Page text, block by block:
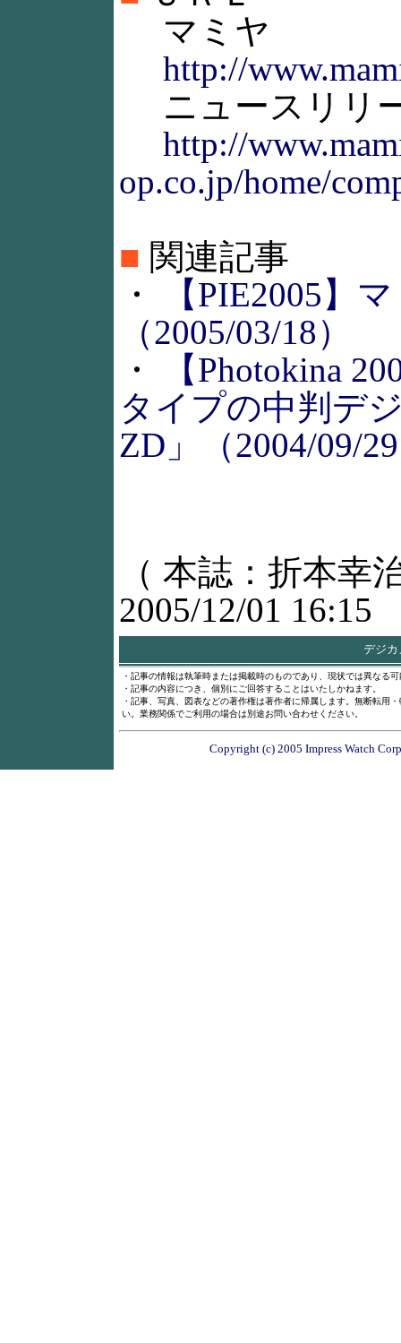
マミヤ
http://
ニュースリリ
http://
op.co.jp/home/
■ 関連記事
・
【PIE2005】
（2005/03/18）
・
【Photokina
タイプの中判デ
ZD」（2004/09/
（ 本誌：折本幸
2005/12/01 16:15
デジカ
・記事の情報は執筆時または掲載時のものであり、現状では異なる
・記事の内容につき、個別にご回答することはいたしかねます。
・記事、写真、図表などの著作権は著作者に帰属します。無断転用
い。業務関係でご利用の場合は別途お問い合わせください。
Copyright (c) 2005 Impress Watch